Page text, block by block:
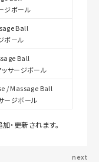
ジボール
Ball
ボール
Ball
ッサージボール
/ Massage Ball
ージボール
・更新されます。
next